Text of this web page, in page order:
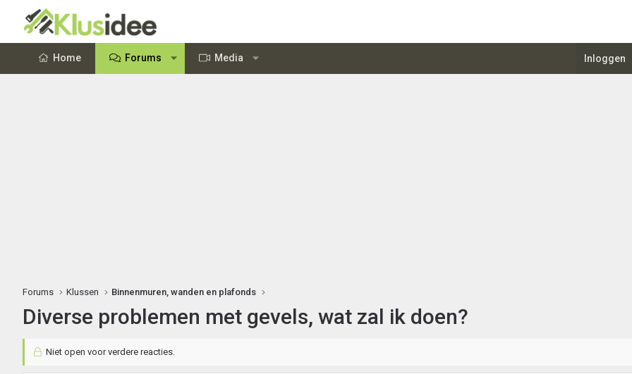
Home Forums Media Inloggen
Forums Klussen Binnenmuren, wanden en plafonds
Diverse problemen met gevels, wat zal ik doen?
Niet open voor verdere reacties.